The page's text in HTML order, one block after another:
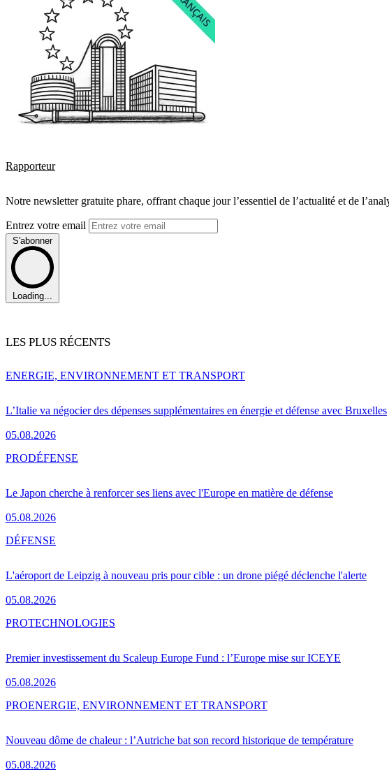
Rapporteur
Notre newsletter gratuite phare, offrant chaque jour l’essentiel de l’actualité et de
Entrez votre email
S'abonner
Loading...
LES PLUS RÉCENTS
L’Italie va négocier des dépenses supplémentaires en énergie et défense avec Bruxelles
05.08.2026
ENERGIE, ENVIRONNEMENT ET TRANSPORT
Le Japon cherche à renforcer ses liens avec l'Europe en matière de défense
05.08.2026
PRODÉFENSE
L'aéroport de Leipzig à nouveau pris pour cible : un drone piégé déclenche l'alerte
05.08.2026
DÉFENSE
Premier investissement du Scaleup Europe Fund : l’Europe mise sur ICEYE
05.08.2026
PROTECHNOLOGIES
Nouveau dôme de chaleur : l’Autriche bat son record historique de température
05.08.2026
PROENERGIE, ENVIRONNEMENT ET TRANSPORT